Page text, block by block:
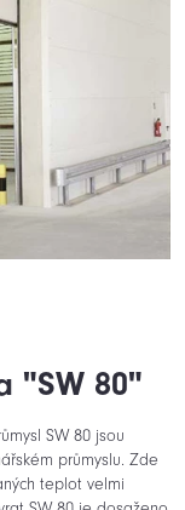
"SW 80"
SW 80 jsou
průmyslu. Zde
teplot velmi